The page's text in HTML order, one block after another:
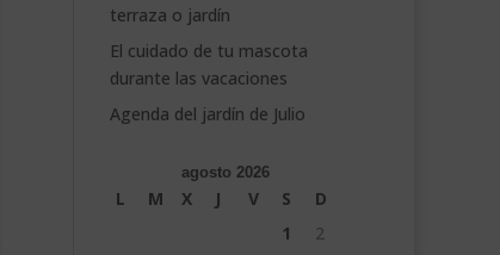
terraza o jardín
El cuidado de tu mascota
durante las vacaciones
Agenda del jardín de Julio
agosto 2026
L M X J V S
D
1
2